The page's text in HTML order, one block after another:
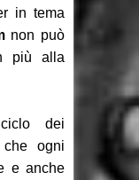
in tema
non può
più alla
dei
ogni
e anche